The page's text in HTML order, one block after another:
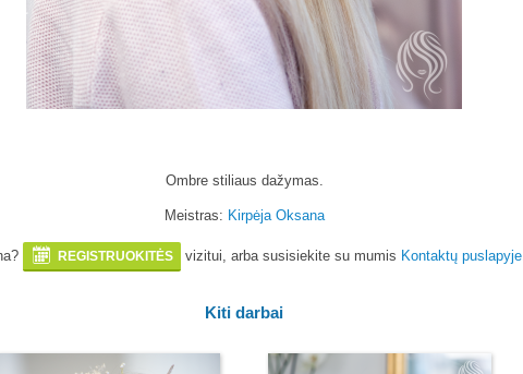
Ombre stiliaus dažymas.
Meistras: Kirpėja Oksana
REGISTRUOKITĖS vizitui, arba susisiekite su mumis Kontaktų puslapyje.
Kiti darbai